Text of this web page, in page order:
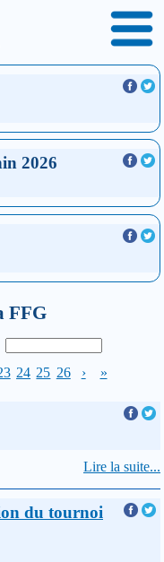
2026
FFG
24 25 26 › »
Lire la suite...
du tournoi